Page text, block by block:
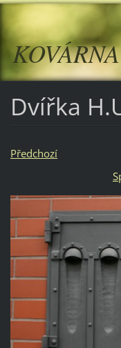
Dvířka
Předchozí